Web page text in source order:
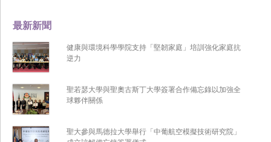
最新新聞
健康與環境科學學院支持「堅韌家庭」培訓強化家庭抗
逆力
聖若瑟大學與聖奧古斯丁大學簽署合作備忘錄以加強全
球夥伴關係
聖大參與馬德拉大學舉行「中葡航空模擬技術研究院」